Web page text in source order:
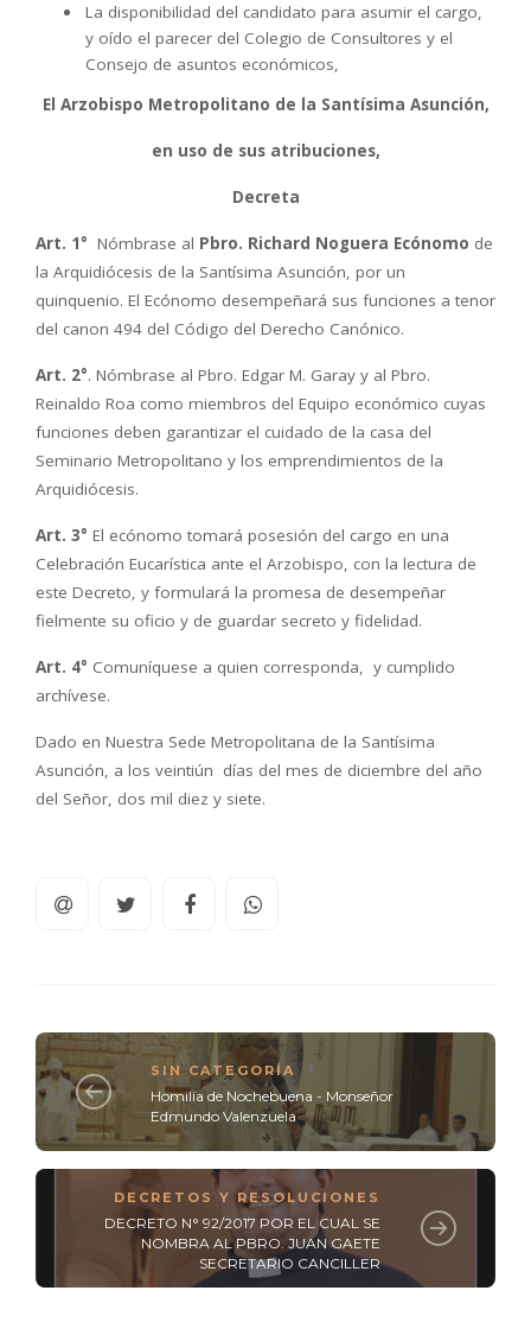
La disponibilidad del candidato para asumir el cargo,
y oído el parecer del Colegio de Consultores y el
Consejo de asuntos económicos,
El Arzobispo Metropolitano de la Santísima Asunción,
en uso de sus atribuciones,
Decreta
Art. 1° Nómbrase al Pbro. Richard Noguera Ecónomo de
la Arquidiócesis de la Santísima Asunción, por un
quinquenio. El Ecónomo desempeñará sus funciones a tenor
del canon 494 del Código del Derecho Canónico.
Art. 2°. Nómbrase al Pbro. Edgar M. Garay y al Pbro.
Reinaldo Roa como miembros del Equipo económico cuyas
funciones deben garantizar el cuidado de la casa del
Seminario Metropolitano y los emprendimientos de la
Arquidiócesis.
Art. 3° El ecónomo tomará posesión del cargo en una
Celebración Eucarística ante el Arzobispo, con la lectura de
este Decreto, y formulará la promesa de desempeñar
fielmente su oficio y de guardar secreto y fidelidad.
Art. 4° Comuníquese a quien corresponda, y cumplido
archívese.
Dado en Nuestra Sede Metropolitana de la Santísima
Asunción, a los veintiún días del mes de diciembre del año
del Señor, dos mil diez y siete.
SIN CATEGORÍA
Homilía de Nochebuena - Monseñor
Edmundo Valenzuela
DECRETOS Y RESOLUCIONES
DECRETO N° 92/2017 POR EL CUAL SE
NOMBRA AL PBRO. JUAN GAETE
SECRETARIO CANCILLER